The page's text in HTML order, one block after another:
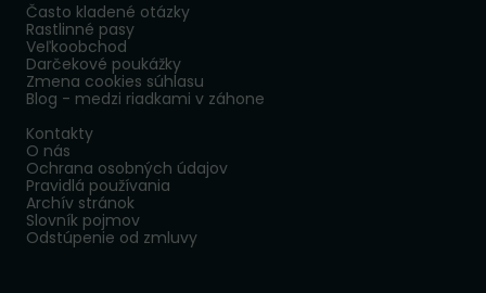
Často kladené otázky
Rastlinné pasy
Veľkoobchod
Darčekové poukážky
Zmena cookies súhlasu
Blog - medzi riadkami v záhone
Kontakty
O nás
Ochrana osobných údajov
Pravidlá používania
Archív stránok
Slovník pojmov
Odstúpenie od zmluvy